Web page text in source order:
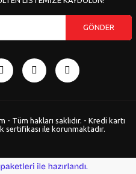
GÖNDER
Tüm hakları saklıdır. - Kredi kartı
sertifikası ile korunmaktadır.
e-